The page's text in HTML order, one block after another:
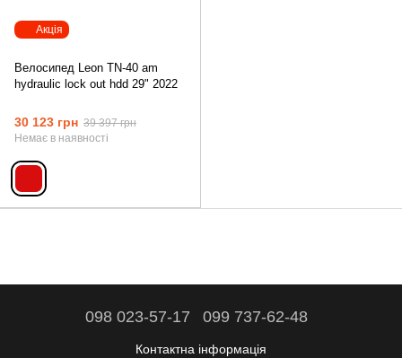
Акція
Велосипед Leon TN-40 am
hydraulic lock out hdd 29" 2022
30 123 грн 39 397 грн
Немає в наявності
098 023-57-17 099 737-62-48
Контактна інформація